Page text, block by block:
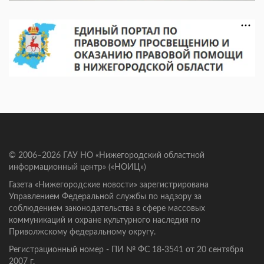
© 2006–2026 ГАУ НО «Нижегородский областной
информационный центр» («НОИЦ»)
Газета «Нижегородские новости» зарегистрирована
Управлением Федеральной службы по надзору за
соблюдением законодательства в сфере массовых
коммуникаций и охране культурного наследия по
Приволжскому федеральному округу.
Регистрационный номер - ПИ № ФС 18-3541 от 20 сентября
2007 г.